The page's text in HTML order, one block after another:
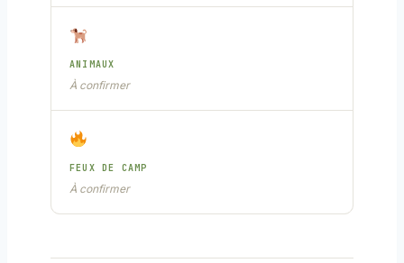
ANIMAUX
À confirmer
FEUX DE CAMP
À confirmer